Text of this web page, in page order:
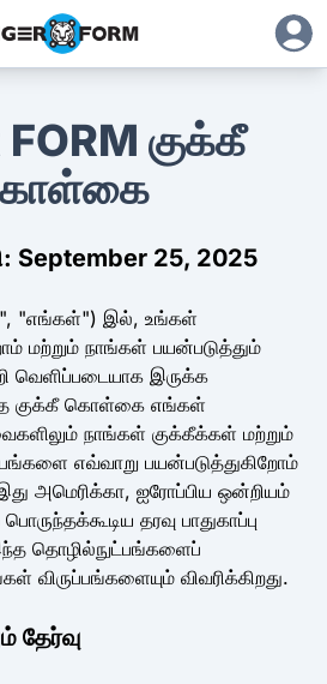
FORM குக்கீ
September 25, 2025
"எங்கள்") இல், உங்கள்
மற்றும் நாங்கள் பயன்படுத்தும்
வெளிப்படையாக இருக்க
குக்கீ கொள்கை எங்கள்
நாங்கள் குக்கீக்கள் மற்றும்
எவ்வாறு பயன்படுத்துகிறோம்
அமெரிக்கா, ஐரோப்பிய ஒன்றியம்
தரவு பாதுகாப்பு
தொழில்நுட்பங்களைப்
விருப்பங்களையும் விவரிக்கிறது.
தேர்வு